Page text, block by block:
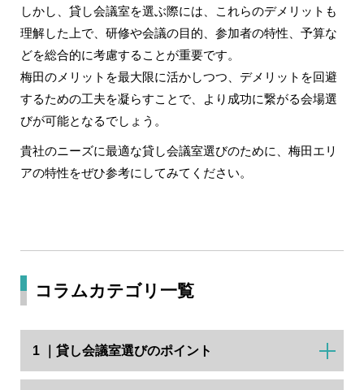
しかし、貸し会議室を選ぶ際には、これらのデメリットも
理解した上で、研修や会議の目的、参加者の特性、予算な
どを総合的に考慮することが重要です。
梅田のメリットを最大限に活かしつつ、デメリットを回避
するための工夫を凝らすことで、より成功に繋がる会場選
びが可能となるでしょう。
貴社のニーズに最適な貸し会議室選びのために、梅田エリ
アの特性をぜひ参考にしてみてください。
コラムカテゴリ一覧
1 ｜貸し会議室選びのポイント